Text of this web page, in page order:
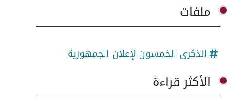
ملفات
الذكرى الخمسون لإعلان الجمهورية
الأكثر قراءة